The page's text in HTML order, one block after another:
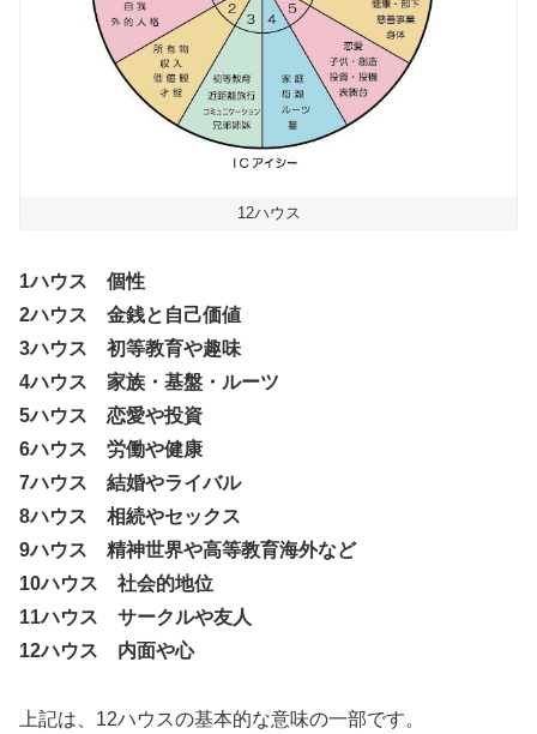
12ハウス
1ハウス 個性
2ハウス 金銭と自己価値
3ハウス 初等教育や趣味
4ハウス 家族・基盤・ルーツ
5ハウス 恋愛や投資
6ハウス 労働や健康
7ハウス 結婚やライバル
8ハウス 相続やセックス
9ハウス 精神世界や高等教育海外など
10ハウス 社会的地位
11ハウス サークルや友人
12ハウス 内面や心
上記は、12ハウスの基本的な意味の一部です。